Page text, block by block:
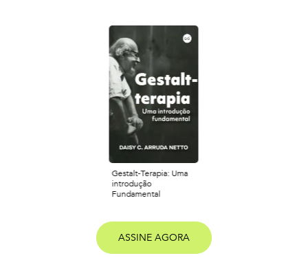
Gestalt-Terapia: Uma
introdução
Fundamental
ASSINE AGORA